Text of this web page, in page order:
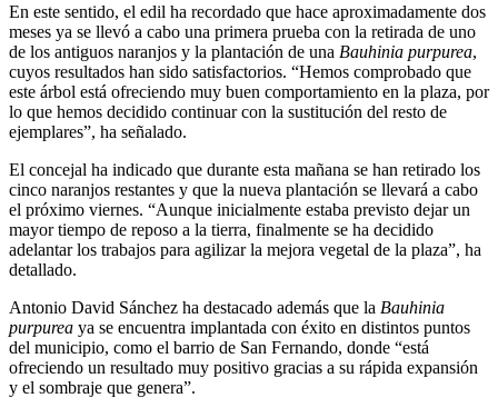
En este sentido, el edil ha recordado que hace aproximadamente dos
meses ya se llevó a cabo una primera prueba con la retirada de uno
de los antiguos naranjos y la plantación de una Bauhinia purpurea,
cuyos resultados han sido satisfactorios. “Hemos comprobado que
este árbol está ofreciendo muy buen comportamiento en la plaza, por
lo que hemos decidido continuar con la sustitución del resto de
ejemplares”, ha señalado.
El concejal ha indicado que durante esta mañana se han retirado los
cinco naranjos restantes y que la nueva plantación se llevará a cabo
el próximo viernes. “Aunque inicialmente estaba previsto dejar un
mayor tiempo de reposo a la tierra, finalmente se ha decidido
adelantar los trabajos para agilizar la mejora vegetal de la plaza”, ha
detallado.
Antonio David Sánchez ha destacado además que la Bauhinia
purpurea ya se encuentra implantada con éxito en distintos puntos
del municipio, como el barrio de San Fernando, donde “está
ofreciendo un resultado muy positivo gracias a su rápida expansión
y el sombraje que genera”.